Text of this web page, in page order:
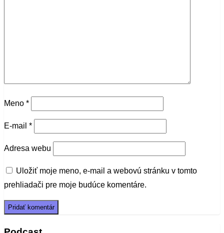
Meno *
E-mail *
Adresa webu
Uložiť moje meno, e-mail a webovú stránku v tomto
prehliadači pre moje budúce komentáre.